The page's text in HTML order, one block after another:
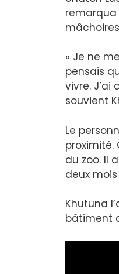
« Je ne
pensais
vivre. J’ai
souvient
Le
proximité.
du zoo. Il
deux
Khutuna
bâtiment